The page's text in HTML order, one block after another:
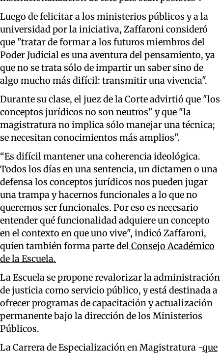
Luego de felicitar a los ministerios públicos y a la
universidad por la iniciativa, Zaffaroni consideró
que "tratar de formar a los futuros miembros del
Poder Judicial es una aventura del pensamiento, ya
que no se trata sólo de impartir un saber sino de
algo mucho más difícil: transmitir una vivencia".
Durante su clase, el juez de la Corte advirtió que "los
conceptos jurídicos no son neutros" y que "la
magistratura no implica sólo manejar una técnica;
se necesitan conocimientos más amplios".
“Es difícil mantener una coherencia ideológica.
Todos los días en una sentencia, un dictamen o una
defensa los conceptos jurídicos nos pueden jugar
una trampa y hacernos funcionales a lo que no
queremos ser funcionales. Por eso es necesario
entender qué funcionalidad adquiere un concepto
en el contexto en que uno vive", indicó Zaffaroni,
quien también forma parte delConsejo Académico
de la Escuela.
La Escuela se propone revalorizar la administración
de justicia como servicio público, y está destinada a
ofrecer programas de capacitación y actualización
permanente bajo la dirección de los Ministerios
Públicos.
La Carrera de Especialización en Magistratura -que